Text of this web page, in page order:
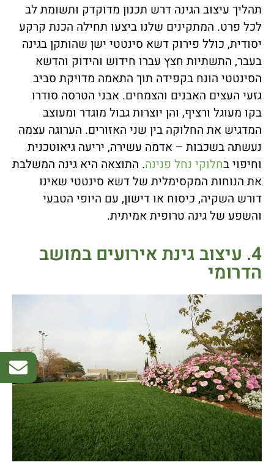
תהליך עיצוב הגינה דרש תכנון מדוקדק ותשומת לב
לכל פרט. המתקינים שלנו ביצעו תחילה הכנת קרקע
יסודית, כולל פירוק דשא סינטטי ישן שהותקן בגינה
בעבר, התשתיות חצץ עברו חידוש והידוק והדשא
הסינטטי הונח בקפידה תוך התאמה מדויקת סביב
גזעי העצים האבנים והצמחים. אבני הטרסה סודרו
בקו מעוגל ורציף, והן יוצרות גבול מוגדר ומעוצב
המדגיש את החלוקה בין שני האזורים. הערוגה עצמה
נעשתה בשכבות – אדמה עשירה, יריעה גיאוטכנית
וחיפוי בחלוקי נחל פנינה. התוצאה היא גינה המשלבת
את הנוחות המקסימלית של דשא סינטטי שאינו
דורש השקיה, כיסוח או דישון, עם היופי הטבעי
והשפע של גינה טרופית אמיתית.
4. עיצוב גינת אירועים במושב
הדרומי